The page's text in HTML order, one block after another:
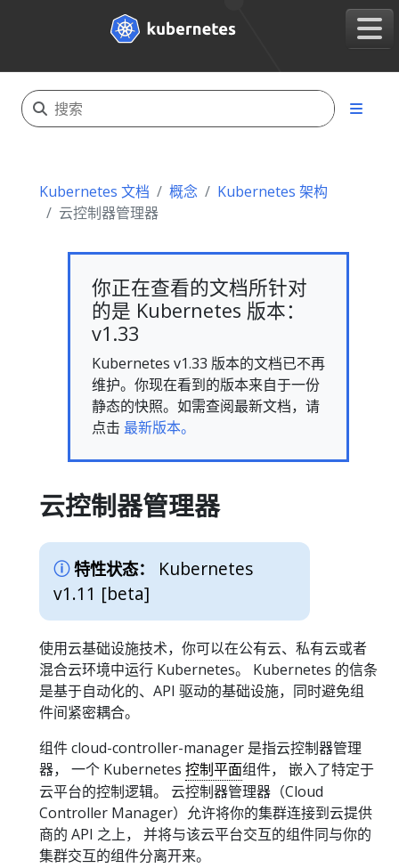
Kubernetes 文档 概念
Kubernetes 架构
云控制器管理器
你正在查看的文档所针对
的是 Kubernetes 版本：
v1.33
Kubernetes v1.33 版本的文档已不再
维护。你现在看到的版本来自于一份
静态的快照。如需查阅最新文档，请
点击 最新版本。
云控制器管理器
特性状态：
Kubernetes
v1.11 [beta]
使用云基础设施技术，你可以在公有云、私有云或者
混合云环境中运行 Kubernetes。 Kubernetes 的信条
是基于自动化的、API 驱动的基础设施，同时避免组
件间紧密耦合。
组件 cloud-controller-manager 是指云控制器管理
器， 一个 Kubernetes 控制平面组件， 嵌入了特定于
云平台的控制逻辑。 云控制器管理器（Cloud
Controller Manager）允许将你的集群连接到云提供
商的 API 之上， 并将与该云平台交互的组件同与你的
集群交互的组件分离开来。